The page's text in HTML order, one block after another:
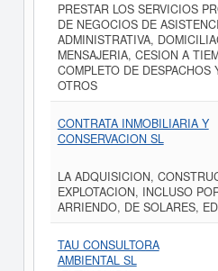
PRESTAR LOS SERVICIOS
DE NEGOCIOS DE
ADMINISTRATIVA,
MENSAJERIA, CESION A
COMPLETO DE DESPACHOS
OTROS
CONTRATA INMOBILIARIA Y
CONSERVACION SL
LA ADQUISICION,
EXPLOTACION, INCLUSO
ARRIENDO, DE SOLARES,
TAU CONSULTORA
AMBIENTAL SL